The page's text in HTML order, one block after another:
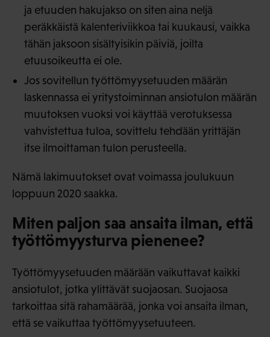
ja etuuden hakujakso on siten aina neljä
peräkkäistä kalenteriviikkoa tai kuukausi, vaikka
tähän jaksoon sisältyisikin päiviä, joilta
etuusoikeutta ei ole.
Jos sovitellun työttömyysetuuden määrän
laskennassa ei yritystoiminnan ansiotulon määrän
muutoksen vuoksi voi käyttää verotuksessa
vahvistettua tuloa, sovittelu tehdään yrittäjän
itse ilmoittaman tulon perusteella.
Nämä lakimuutokset ovat voimassa joulukuun
loppuun 2020 saakka.
Miten paljon saa ansaita ilman, että
työttömyysturva pienenee?
Työttömyysetuuden määrään vaikuttavat kaikki
ansiotulot, jotka ylittävät suojaosan. Suojaosa
tarkoittaa sitä rahamäärää, jonka voi ansaita ilman,
että se vaikuttaa työttömyysetuuteen.